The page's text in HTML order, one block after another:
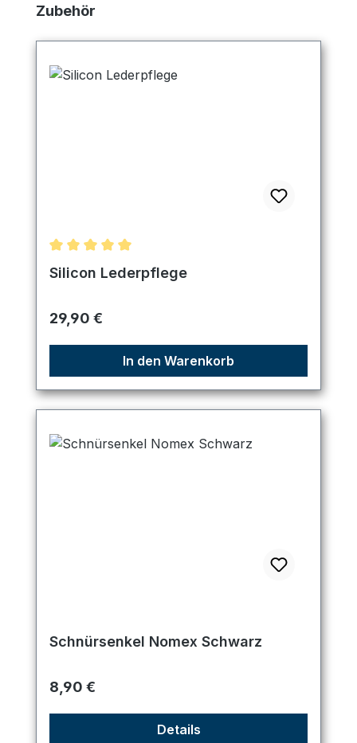
Produktgalerie überspringen
Zubehör
Durchschnittliche Bewertung von 5 von 5 Sternen
Silicon Lederpflege
Regulärer Preis:
29,90 €
In den Warenkorb
Schnürsenkel Nomex Schwarz
Regulärer Preis:
8,90 €
Details